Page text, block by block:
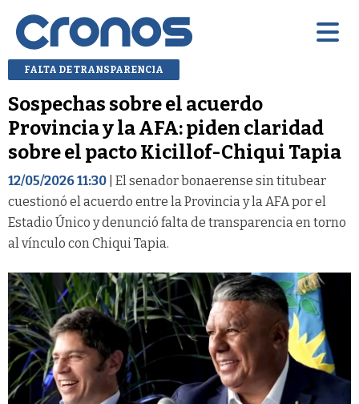
FALTA DE TRANSPARENCIA
Sospechas sobre el acuerdo
Provincia y la AFA: piden claridad
sobre el pacto Kicillof-Chiqui Tapia
12/05/2026 11:30 | El senador bonaerense sin titubear
cuestionó el acuerdo entre la Provincia y la AFA por el
Estadio Único y denunció falta de transparencia en torno
al vínculo con Chiqui Tapia.